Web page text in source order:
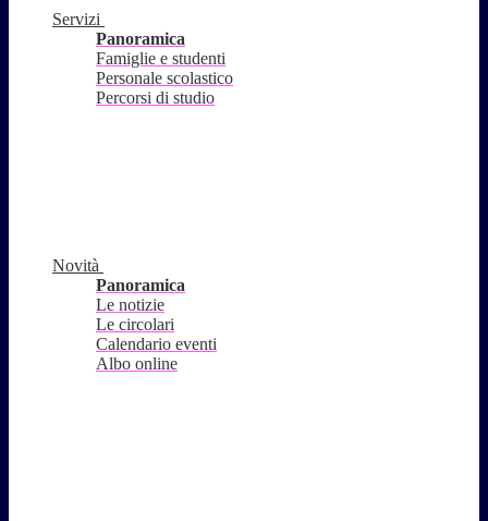
Servizi
Panoramica
Famiglie e studenti
Personale scolastico
Percorsi di studio
Novità
Panoramica
Le notizie
Le circolari
Calendario eventi
Albo online